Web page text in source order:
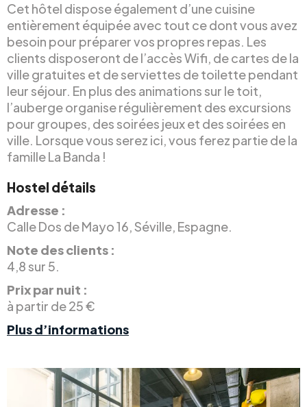
Cet hôtel dispose également d’une cuisine
entièrement équipée avec tout ce dont vous avez
besoin pour préparer vos propres repas. Les
clients disposeront de l’accès Wifi, de cartes de la
ville gratuites et de serviettes de toilette pendant
leur séjour. En plus des animations sur le toit,
l’auberge organise régulièrement des excursions
pour groupes, des soirées jeux et des soirées en
ville. Lorsque vous serez ici, vous ferez partie de la
famille La Banda !
Hostel détails
Adresse :
Calle Dos de Mayo 16, Séville, Espagne.
Note des clients :
4,8 sur 5.
Prix par nuit :
à partir de 25 €
Plus d’informations